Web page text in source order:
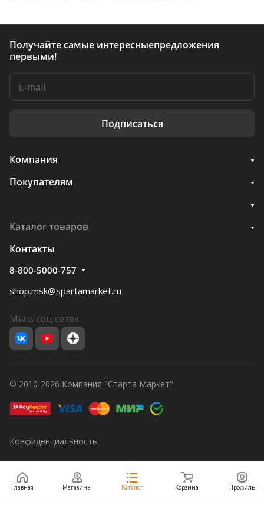
Получайте самые интересныепредложения
первыми!
Подписаться
Компания
Покупателям
Каталог товаров
Контакты
8-800-5000-757
shop.msk@spartamarket.ru
Мы в соц сетях
© 2010-2026 Компания "Спарта Маркет"
Конфиденциальность
Главная Магазины Каталог Корзина Профиль